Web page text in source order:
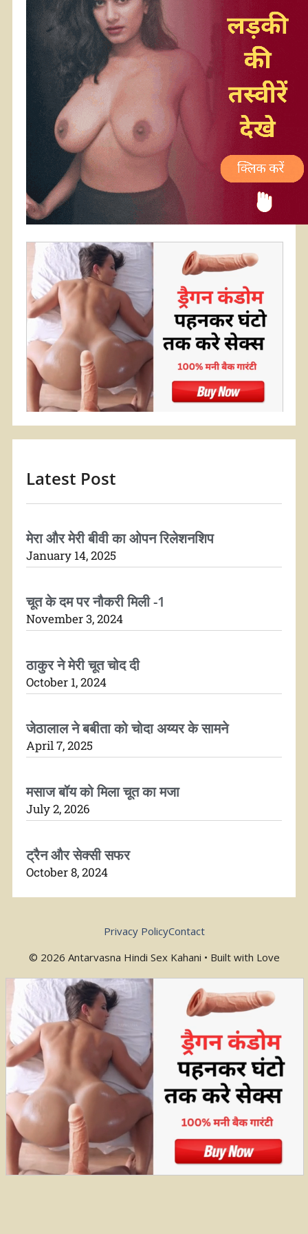
Latest Post
मेरा और मेरी बीवी का ओपन रिलेशनशिप
January 14, 2025
चूत के दम पर नौकरी मिली -1
November 3, 2024
ठाकुर ने मेरी चूत चोद दी
October 1, 2024
जेठालाल ने बबीता को चोदा अय्यर के सामने
April 7, 2025
मसाज बॉय को मिला चूत का मजा
July 2, 2026
ट्रैन और सेक्सी सफर
October 8, 2024
© 2026 Antarvasna Hindi Sex Kahani • Built with Love
Privacy PolicyContact